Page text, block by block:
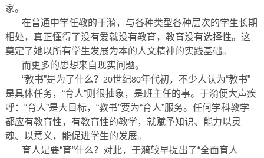
家。
在普通中学任教的于漪，与各种类型各种层次的学生长期
相处，真正懂得了没有爱就没有教育，教育没有选择性。这
奠定了她以所有学生发展为本的人文精神的实践基础。
而更多的思想来自现实问题。
“教书”是为了什么？ 20世纪80年代初，不少人认为“教书”
是具体任务，“育人”则很抽象，是班主任的事。于漪便大声疾
呼：“育人”是大目标，“教书”要为“育人”服务。任何学科教学
都应有教育性，有教育性的教学，就赋予知识、能力以灵
魂、以意义，能促进学生的发展。
育人是要“育”什么？对此，于漪较早提出了“全面育人